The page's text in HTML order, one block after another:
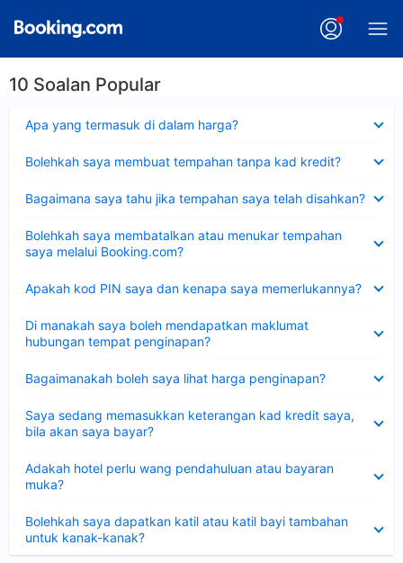
10 Soalan Popular
Apa yang termasuk di dalam harga?
Bolehkah saya membuat tempahan tanpa kad kredit?
Bagaimana saya tahu jika tempahan saya telah disahkan?
Bolehkah saya membatalkan atau menukar tempahan
saya melalui Booking.com?
Apakah kod PIN saya dan kenapa saya memerlukannya?
Di manakah saya boleh mendapatkan maklumat
hubungan tempat penginapan?
Bagaimanakah boleh saya lihat harga penginapan?
Saya sedang memasukkan keterangan kad kredit saya,
bila akan saya bayar?
Adakah hotel perlu wang pendahuluan atau bayaran
muka?
Bolehkah saya dapatkan katil atau katil bayi tambahan
untuk kanak-kanak?